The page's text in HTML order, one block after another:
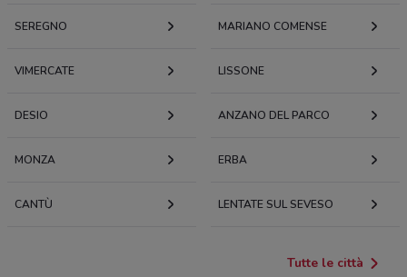
SEREGNO MARIANO COMENSE
VIMERCATE LISSONE
DESIO ANZANO DEL PARCO
MONZA ERBA
CANTÙ LENTATE SUL SEVESO
Tutte le città